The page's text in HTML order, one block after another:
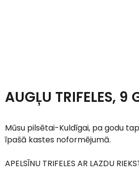
AUGĻU TRIFELES, 9
Mūsu pilsētai-Kuldīgai, pa godu
īpašā kastes noformējumā.
APELSĪNU TRIFELES AR LAZDU